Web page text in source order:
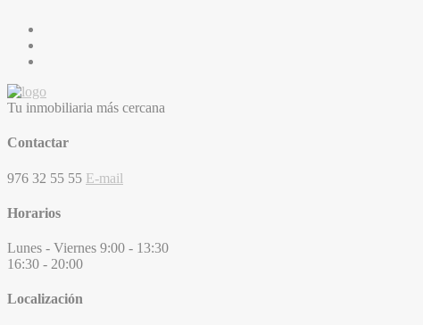
Tu inmobiliaria más cercana
Contactar
976 32 55 55 E-mail
Horarios
Lunes - Viernes 9:00 - 13:30
16:30 - 20:00
Localización